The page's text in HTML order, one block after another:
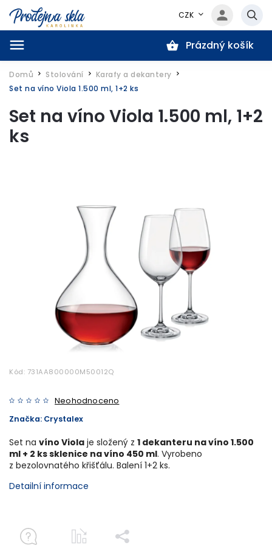
CZK
Prázdný košík
Domů / Stolování / Karafy a dekantery /
Set na víno Viola 1.500 ml, 1+2 ks
Set na víno Viola 1.500 ml, 1+2
ks
Kód: 731AA800000M50012Q
Neohodnoceno
Značka: Crystalex
Set na víno Viola je složený z 1 dekanteru na víno 1.500
ml + 2 ks sklenice na víno 450 ml. Vyrobeno
z bezolovnatého křišťálu. Balení 1+2 ks.
Detailní informace